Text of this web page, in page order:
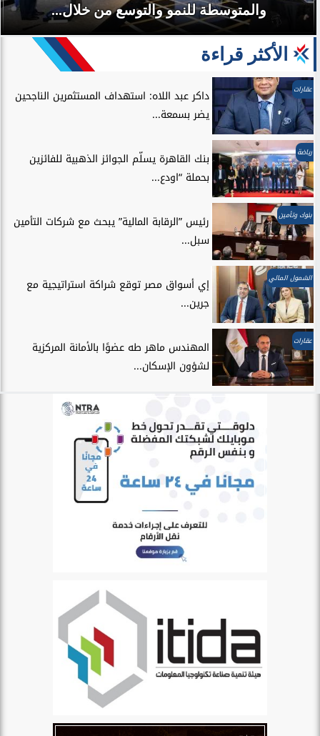
والمتوسطة للنمو والتوسع من خلال...
الأكثر قراءة
عقارات
داكر عبد اللاه: استهداف المستثمرين الناجحين
يضر بسمعة...
رياضة
بنك القاهرة يسلّم الجوائز الذهبية للفائزين
بحملة “اودع...
بنوك وتأمين
رئيس ”الرقابة المالية” يبحث مع شركات التأمين
سبل...
الشمول المالي
إي أسواق مصر توقع شراكة استراتيجية مع
جرين...
عقارات
المهندس ماهر طه عضوًا بالأمانة المركزية
لشؤون الإسكان...